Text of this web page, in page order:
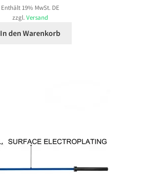
Enthält 19% MwSt. DE
zzgl.Versand
In den Warenkorb